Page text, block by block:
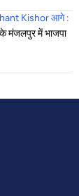
Kishor आगे :
मंजलपुर में भाजपा